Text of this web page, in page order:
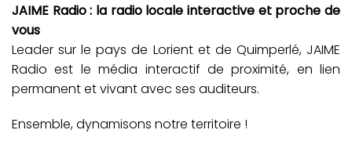
JAIME Radio : la radio locale interactive et proche de
vous
Leader sur le pays de Lorient et de Quimperlé, JAIME
Radio est le média interactif de proximité, en lien
permanent et vivant avec ses auditeurs.
Ensemble, dynamisons notre territoire !